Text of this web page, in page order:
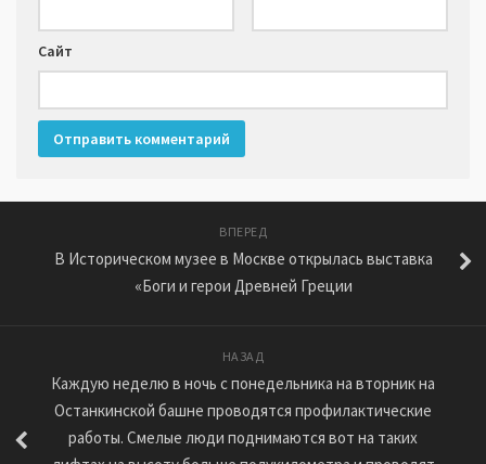
Сайт
ВПЕРЕД
В Историческом музее в Москве открылась выставка
«Боги и герои Древней Греции
НАЗАД
Каждую неделю в ночь с понедельника на вторник на
Останкинской башне проводятся профилактические
работы. Смелые люди поднимаются вот на таких